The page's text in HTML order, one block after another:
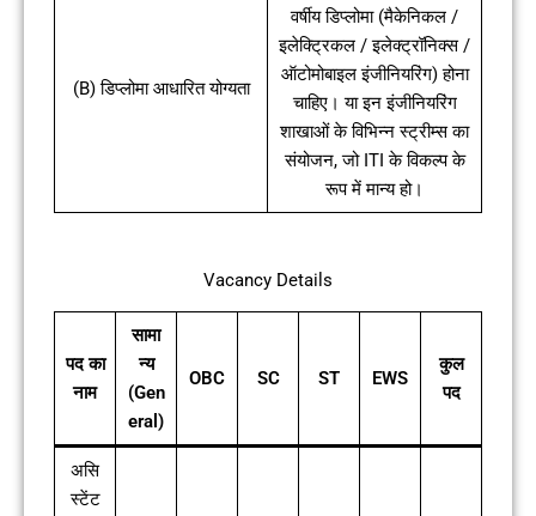
(B) डिप्लोमा आधारित योग्यता
वर्षीय डिप्लोमा (मैकेनिकल /
इलेक्ट्रिकल / इलेक्ट्रॉनिक्स /
ऑटोमोबाइल इंजीनियरिंग) होना
चाहिए। या इन इंजीनियरिंग
शाखाओं के विभिन्न स्ट्रीम्स का
संयोजन, जो ITI के विकल्प के
रूप में मान्य हो।
Vacancy Details
पद का
नाम
सामा
न्य
(Gen
eral)
OBC SC ST EWS
कुल
पद
असि
स्टेंट